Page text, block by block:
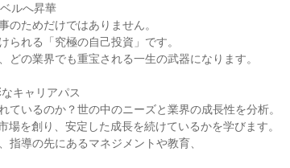
ルへ昇華
のためだけではありません。
られる「究極の自己投資」です。
どの業界でも重宝される一生の武器になります。
キャリアパス
ているのか？世の中のニーズと業界の成長性を分析。
場を創り、安定した成長を続けているかを学びます。
指導の先にあるマネジメントや教育、